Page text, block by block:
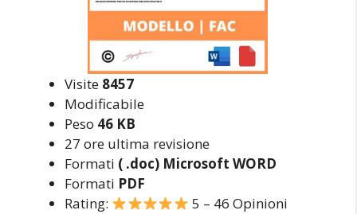
Visite 8457
Modificabile
Peso 46 KB
27 ore ultima revisione
Formati ( .doc) Microsoft WORD
Formati PDF
Rating:
5 – 46 Opinioni